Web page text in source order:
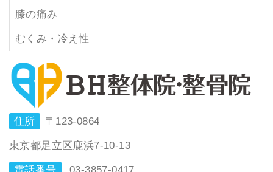
膝の痛み
むくみ・冷え性
住所 〒123-0864
東京都足立区鹿浜7-10-13